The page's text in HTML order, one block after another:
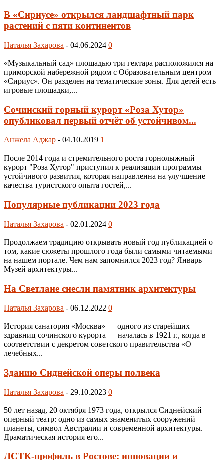
В «Сириусе» открылся ландшафтный парк
растений с пяти континентов
Наталья Захарова - 04.06.2024 0
«Музыкальный сад» площадью три гектара расположился на
приморской набережной рядом с Образовательным центром
«Сириус». Он разделен на тематические зоны. Для детей есть
игровые площадки,...
Сочинский горный курорт «Роза Хутор»
опубликовал первый отчёт об устойчивом...
Анжела Аджар - 04.10.2019 1
После 2014 года и стремительного роста горнолыжный
курорт "Роза Хутор" приступил к реализации программы
устойчивого развития, которая направленна на улучшение
качества туристского опыта гостей,...
Популярные публикации 2023 года
Наталья Захарова - 02.01.2024 0
Продолжаем традицию открывать новый год публикацией о
том, какие сюжеты прошлого года были самыми читаемыми
на нашем портале. Чем нам запомнился 2023 год? Январь
Музей архитектуры...
На Светлане снесли памятник архитектуры
Наталья Захарова - 06.12.2022 0
История санатория «Москва» — одного из старейших
здравниц сочинского курорта — началась в 1921 г., когда в
соответствии с декретом советского правительства «О
лечебных...
Зданию Сиднейской оперы полвека
Наталья Захарова - 29.10.2023 0
50 лет назад, 20 октября 1973 года, открылся Сиднейский
оперный театр: одно из самых знаменитых сооружений
планеты, символ Австралии и современной архитектуры.
Драматическая история его...
ЛСТК-профиль в Ростове: инновации и